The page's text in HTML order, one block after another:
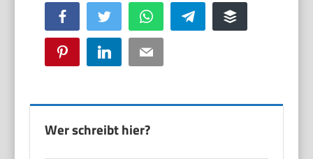
Facebook Twitter WhatsApp Telegram Buffer
Pinterest LinkedIn Email
Wer schreibt hier?